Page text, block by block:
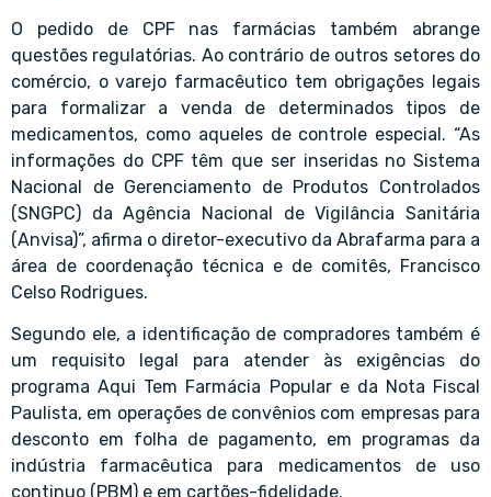
O pedido de CPF nas farmácias também abrange
questões regulatórias. Ao contrário de outros setores do
comércio, o varejo farmacêutico tem obrigações legais
para formalizar a venda de determinados tipos de
medicamentos, como aqueles de controle especial. “As
informações do CPF têm que ser inseridas no Sistema
Nacional de Gerenciamento de Produtos Controlados
(SNGPC) da Agência Nacional de Vigilância Sanitária
(Anvisa)”, afirma o diretor-executivo da Abrafarma para a
área de coordenação técnica e de comitês, Francisco
Celso Rodrigues.
Segundo ele, a identificação de compradores também é
um requisito legal para atender às exigências do
programa Aqui Tem Farmácia Popular e da Nota Fiscal
Paulista, em operações de convênios com empresas para
desconto em folha de pagamento, em programas da
indústria farmacêutica para medicamentos de uso
continuo (PBM) e em cartões-fidelidade.